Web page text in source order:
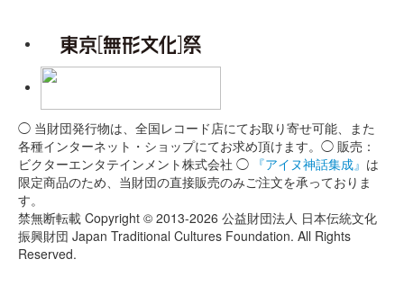
◯ 当財団発行物は、全国レコード店にてお取り寄せ可能、また
各種インターネット・ショップにてお求め頂けます。◯ 販売：
ビクターエンタテインメント株式会社 ◯ 『アイヌ神話集成』 は
限定商品のため、当財団の直接販売のみご注文を承っておりま
す。
禁無断転載 Copyright © 2013-2026 公益財団法人 日本伝統文化
振興財団 Japan Traditional Cultures Foundation. All Rights
Reserved.